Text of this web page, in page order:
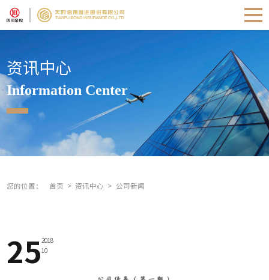
资讯中心
Information Center
您的位置： 首页 资讯中心 公司新闻
252018
10